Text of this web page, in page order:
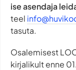
ise asendaja
teel
tasuta.
Osalemisest
kirjalikult enne